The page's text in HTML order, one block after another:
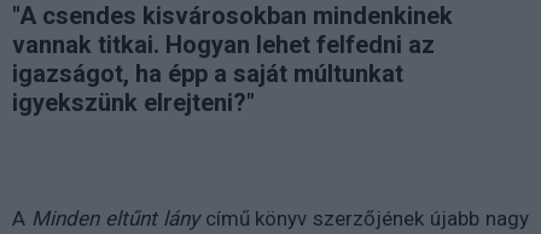
"A ​csendes kisvárosokban mindenkinek
vannak titkai. Hogyan lehet felfedni az
igazságot, ha épp a saját múltunkat
igyekszünk elrejteni?"
A Minden eltűnt lánycímű könyv szerzőjének újabb nagy